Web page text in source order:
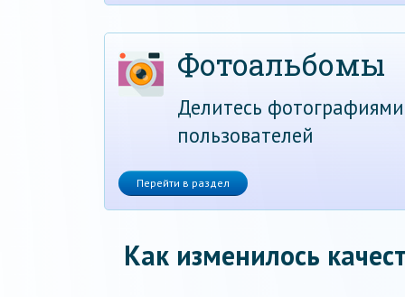
Фотоальбомы
Делитесь
пользователей
Перейти в раздел
Как изменилось